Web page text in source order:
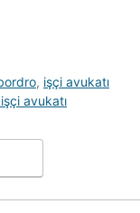
, işçi avukatı
avukatı